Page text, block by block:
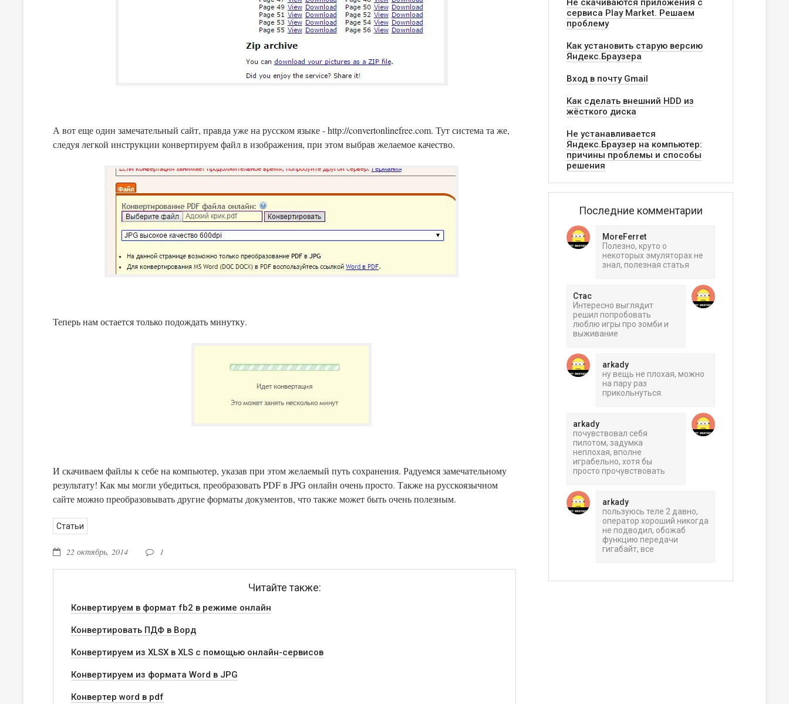
А вот еще один замечательный сайт, правда уже на русском языке - http://convertonlinefree.com. Тут система та же,
следуя легкой инструкции конвертируем файл в изображения, при этом выбрав желаемое качество.
Теперь нам остается только подождать минутку.
И скачиваем файлы к себе на компьютер, указав при этом желаемый путь сохранения. Радуемся замечательному
результату! Как мы могли убедиться, преобразовать PDF в JPG онлайн очень просто. Также на русскоязычном
сайте можно преобразовывать другие форматы документов, что также может быть очень полезным.
Статьи
22 октябрь, 2014 1
Читайте также:
Конвертируем в формат fb2 в режиме онлайн
Конвертировать ПДФ в Ворд
Конвертируем из XLSX в XLS с помощью онлайн-сервисов
Конвертируем из формата Word в JPG
Конвертер word в pdf
Не скачиваются приложения с
сервиса Play Market. Решаем
проблему
Как установить старую версию
Яндекс.Браузера
Вход в почту Gmail
Как сделать внешний HDD из
жёсткого диска
Не устанавливается
Яндекс.Браузер на компьютер:
причины проблемы и способы
решения
Последние комментарии
MoreFerret
Полезно, круто о
некоторых эмуляторах не
знал, полезная статья
Стас
Интересно выглядит
решил попробовать
люблю игры про зомби и
выживание
arkady
ну вещь не плохая, можно
на пару раз
прикольнуться.
arkady
почувствовал себя
пилотом, задумка
неплохая, вполне
играбельно, хотя бы
просто прочувствовать
arkady
пользуюсь теле 2 давно,
оператор хороший никогда
не подводил, обожаб
функцию передачи
гигабайт, все